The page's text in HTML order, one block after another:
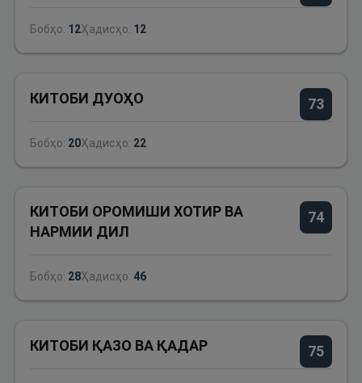
Бобҳо: 12Ҳадисҳо: 12
73
КИТОБИ ДУОҲО
Бобҳо: 20Ҳадисҳо: 22
74
КИТОБИ ОРОМИШИ ХОТИР ВА
НАРМИИ ДИЛ
Бобҳо: 28Ҳадисҳо: 46
75
КИТОБИ ҚАЗО ВА ҚАДАР